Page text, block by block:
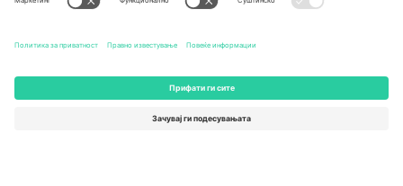
Newark, Delaware 19713, United
States
Engelberg, Switzerland